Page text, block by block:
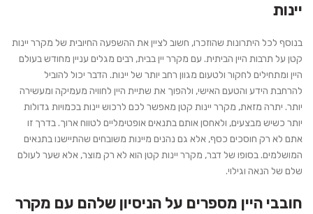
יינות
בנוסף לכל היתרונות שהוזכרו, חשוב לציין את ההשפעה החיובית של מקרר יינות
קטן על תרבות היין הביתית. עם מקרר יין בבית, רבים מגלים עניין מחודש בעולם
היין ומתחילים לחקור ולטעום מגוון רחב יותר של יינות. הדבר יכול להוביל
להרחבת הידע והטעם האישי, ולהפוך את שתיית היין לחוויה מעמיקה ומעשירה
יותר. יתרה מזאת, מקרר יינות קטן מאפשר לכם לרכוש יינות בכמויות גדולות
יותר כשיש מבצעים, ולאחסן אותם בתנאים אופטימליים לטווח ארוך. בדרך זו
אתם לא רק חוסכים כסף, אלא גם נהנים מיינות משובחים שהתיישנו בתנאים
המושלמים. בסופו של דבר, מקרר יינות קטן הוא לא רק מוצר, אלא שער לעולם
שלם של הנאה וגילוי.
חובבי היין מספרים על הניסיון שלהם עם מקרר